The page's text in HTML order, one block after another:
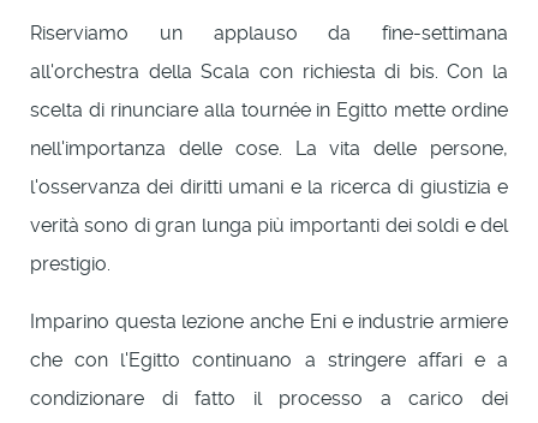
Riserviamo un applauso da fine-settimana
all'orchestra della Scala con richiesta di bis. Con la
scelta di rinunciare alla tournée in Egitto mette ordine
nell'importanza delle cose. La vita delle persone,
l'osservanza dei diritti umani e la ricerca di giustizia e
verità sono di gran lunga più importanti dei soldi e del
prestigio.
Imparino questa lezione anche Eni e industrie armiere
che con l'Egitto continuano a stringere affari e a
condizionare di fatto il processo a carico dei